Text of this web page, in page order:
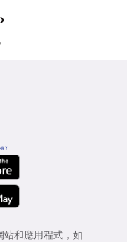
站和應用程式，如